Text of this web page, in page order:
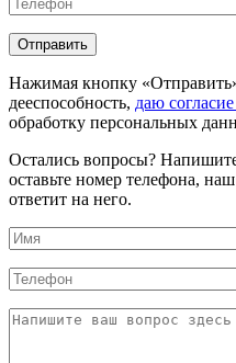
Нажимая кнопку
дееспособность, даю
обработку персональных
Остались вопросы?
оставьте номер телефона,
ответит на него.